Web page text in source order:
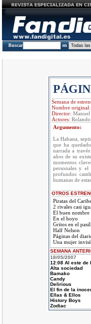
Buscar en
Semana de
Nombre original:
Director: Manuel
Actores:
Argumento:
La Habana,
que ha
narrada a
años de su
momentos
personales y
profundos
humanas de
OTROS
Piratas del
2 rivales casi
El buen nombre
En el hoyo
Gritos en el
Half Nelson
Páginas del
Una mujer
SEMANA
18/05/2007
12:08 Al este de
Alta sociedad
Bamako
Candy
Delirious
El fin de la
Ellas & Ellos
History Boys
Zodiac